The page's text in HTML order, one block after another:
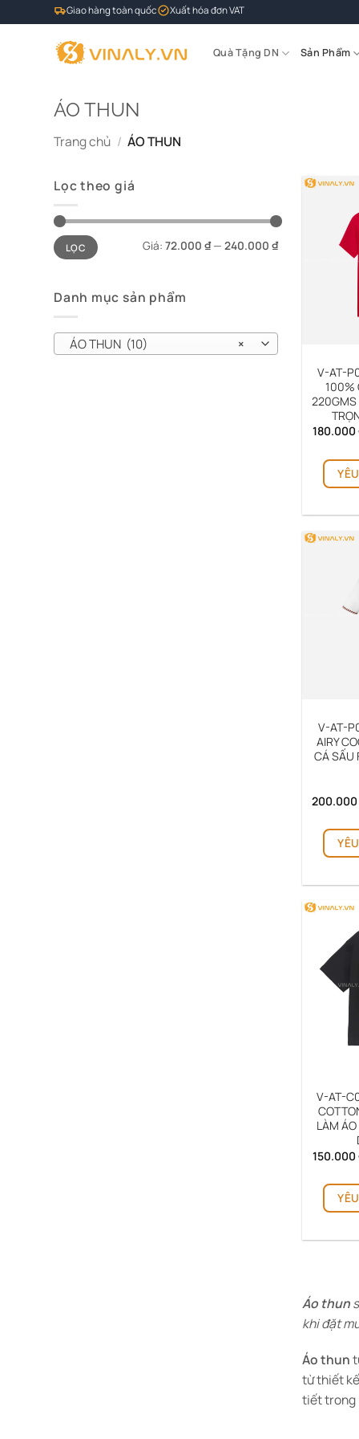
qua
Giao hàng toàn quốc Xuất hóa đơn VAT
Quà Tặng DN Sản Phẩm
ÁO THUN
Trang chủ / ÁO THUN
Lọc theo giá
Giá
tối
thiểu
Giá
tối
đa
LỌC Giá: 72.000 ₫— 240.000 ₫
Danh mục sản phẩm
×
ÁO THUN (10)
V-AT-
100%
220GMS
180.000
V-AT-
AIRY
CÁ SẤU
200.000
V-AT-
LÀM
150.000
Áo thun
khi đặt
Áo thun
từ thiết
tiết trong